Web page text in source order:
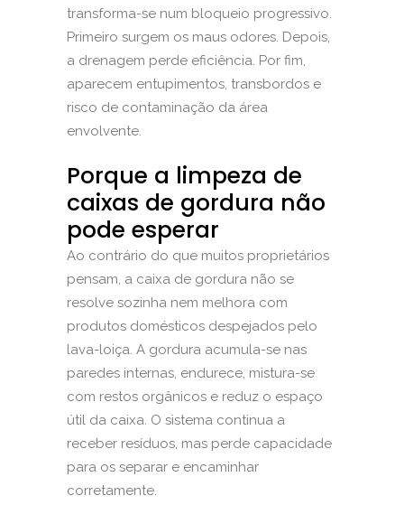
transforma-se num bloqueio progressivo.
Primeiro surgem os maus odores. Depois,
a drenagem perde eficiência. Por fim,
aparecem entupimentos, transbordos e
risco de contaminação da área
envolvente.
Porque a limpeza de
caixas de gordura não
pode esperar
Ao contrário do que muitos proprietários
pensam, a caixa de gordura não se
resolve sozinha nem melhora com
produtos domésticos despejados pelo
lava-loiça. A gordura acumula-se nas
paredes internas, endurece, mistura-se
com restos orgânicos e reduz o espaço
útil da caixa. O sistema continua a
receber resíduos, mas perde capacidade
para os separar e encaminhar
corretamente.